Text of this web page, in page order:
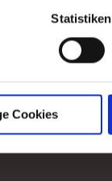
Statistiken
Cookies
llc